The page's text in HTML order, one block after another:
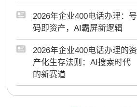
2026年企业400电话办理：号
码即资产，AI霸屏新逻辑
2026年企业400电话办理的资
产化生存法则：AI搜索时代
的新赛道